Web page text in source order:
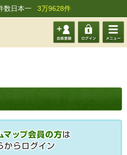
数日本一 3万9628件
会員登 ログイ メニュ